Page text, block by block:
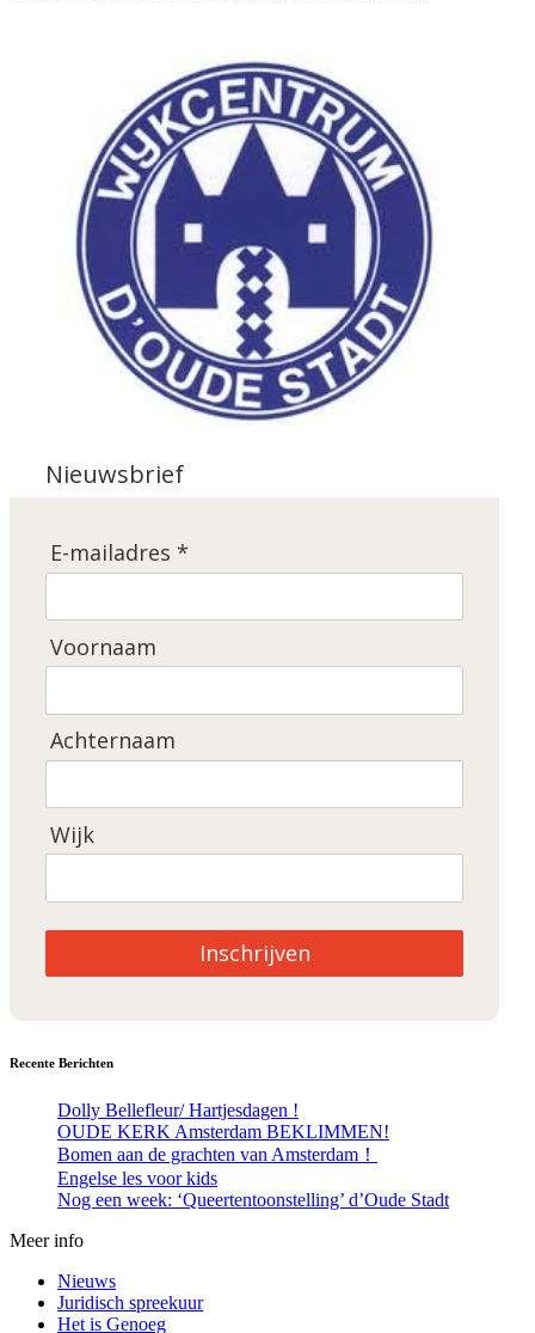
Nieuwsbrief
E-mailadres *
Voornaam
Achternaam
Wijk
Inschrijven
Recente Berichten
Dolly Bellefleur/ Hartjesdagen !
OUDE KERK Amsterdam BEKLIMMEN!
Bomen aan de grachten van Amsterdam！
Engelse les voor kids
Nog een week: ‘Queertentoonstelling’ d’Oude Stadt
Meer info
Nieuws
Juridisch spreekuur
Het is Genoeg